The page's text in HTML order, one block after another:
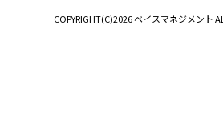
COPYRIGHT(C)2026 ベイスマネジメント